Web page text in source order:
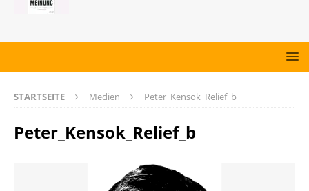
STARTSEITE Medien Peter_Kensok_Relief_b
Peter_Kensok_Relief_b